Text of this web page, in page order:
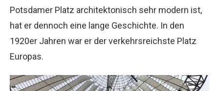
Potsdamer Platz architektonisch sehr modern ist,
hat er dennoch eine lange Geschichte. In den
1920er Jahren war er der verkehrsreichste Platz
Europas.